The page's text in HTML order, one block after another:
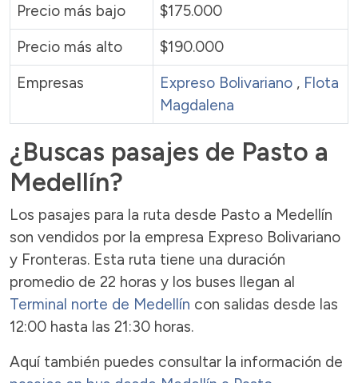
Precio más bajo
$175.000
Precio más alto
$190.000
Empresas
Expreso Bolivariano , Flota
Magdalena
¿Buscas pasajes de Pasto a
Medellín?
Los pasajes para la ruta desde Pasto a Medellín
son vendidos por la empresa Expreso Bolivariano
y Fronteras. Esta ruta tiene una duración
promedio de 22 horas y los buses llegan al
Terminal norte de Medellín con salidas desde las
12:00 hasta las 21:30 horas.
Aquí también puedes consultar la información de